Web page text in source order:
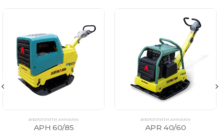
ВІБРОПЛИТИ AMMANN
APH 60/85
ВІБРОПЛИТИ AMMANN
APR 40/60